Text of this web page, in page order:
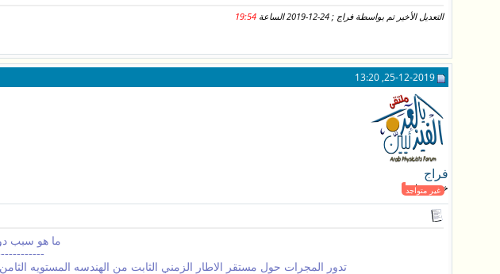
التعديل الأخير تم بواسطة فراج ; 24-12-2019 الساعة
19:54
فراج
غير متواجد
خبير فيزيائي
ما هو سبب
تدور المجرات حول مستقر الاطار الزمني الثابت من الهندسه المستويه